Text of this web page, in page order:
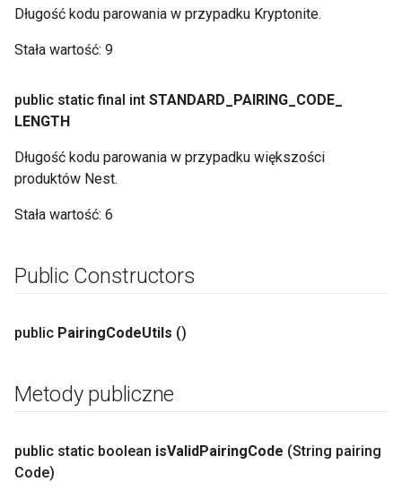
Długość kodu parowania w przypadku Kryptonite.
Stała wartość: 9
public static final int STANDARD PAIRING CODE
LENGTH
Długość kodu parowania w przypadku większości
produktów Nest.
Stała wartość: 6
Public Constructors
public PairingCodeUtils ()
Metody publiczne
public static boolean isValidPairingCode (String pairing
Code)